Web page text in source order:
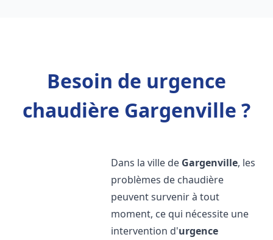
Besoin de urgence
chaudière Gargenville ?
Dans la ville de Gargenville, les
problèmes de chaudière
peuvent survenir à tout
moment, ce qui nécessite une
intervention d'urgence